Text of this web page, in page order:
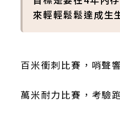
來輕輕鬆鬆達成生
百米衝刺比賽，哨聲
萬米耐力比賽，考驗